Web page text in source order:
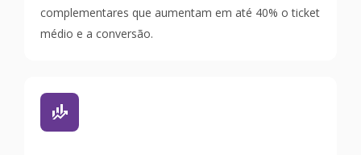
complementares que aumentam em até 40% o ticket
médio e a conversão.